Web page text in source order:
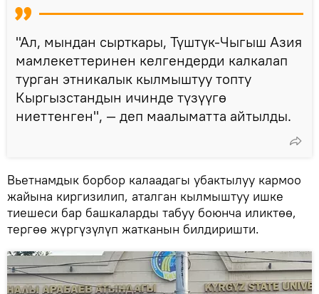
"Ал, мындан сырткары, Түштүк-Чыгыш Азия
мамлекеттеринен келгендерди калкалап
турган этникалык кылмыштуу топту
Кыргызстандын ичинде түзүүгө
ниеттенген", — деп маалыматта айтылды.
Вьетнамдык борбор калаадагы убактылуу кармоо
жайына киргизилип, аталган кылмыштуу ишке
тиешеси бар башкаларды табуу боюнча иликтөө,
тергөө жүргүзүлүп жатканын билдиришти.